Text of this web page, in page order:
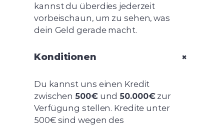
kannst du überdies jederzeit
vorbeischaun, um zu sehen, was
dein Geld gerade macht.
Konditionen +
Du kannst uns einen Kredit
zwischen500€und50.000€zur
Verfügung stellen. Kredite unter
500€ sind wegen des